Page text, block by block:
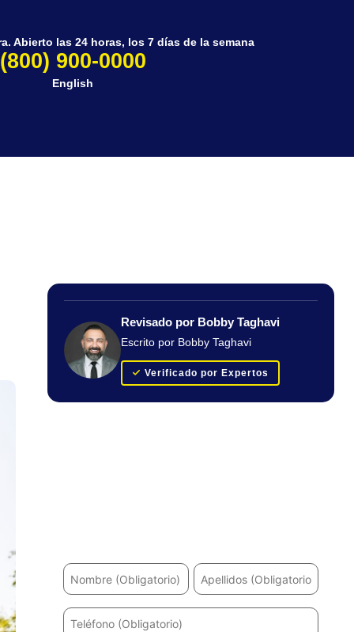
Abierto las 24 horas, los 7 días de la semana
(800) 900-0000
English
Revisado por Bobby Taghavi
Escrito por Bobby Taghavi
Verificado por Expertos